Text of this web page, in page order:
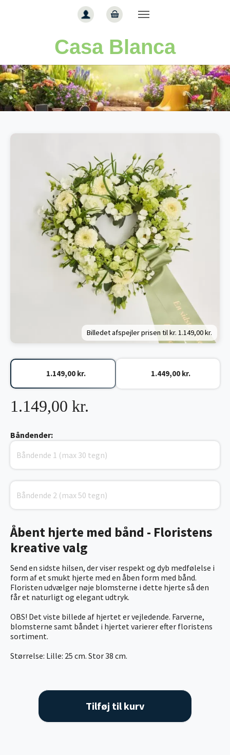
Casa Blanca
Billedet afspejler prisen til kr. 1.149,00 kr.
Åbent hjerte med bånd - Floristens
kreative valg
Send en sidste hilsen, der viser respekt og dyb medfølelse i
form af et smukt hjerte med en åben form med bånd.
Floristen udvælger nøje blomsterne i dette hjerte så den
får et naturligt og elegant udtryk.
OBS! Det viste billede af hjertet er vejledende. Farverne,
blomsterne samt båndet i hjertet varierer efter floristens
sortiment.
Størrelse: Lille: 25 cm. Stor 38 cm.
1.149,00 kr.
1.149,00 kr. 1.449,00 kr.
Båndender:
Tilføj til kurv